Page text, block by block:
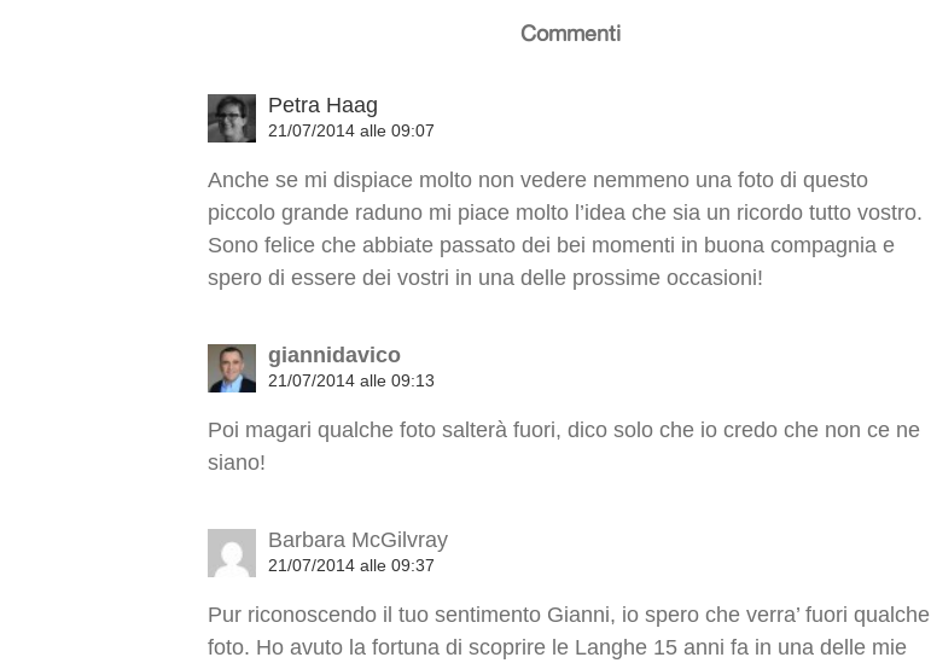
Commenti
Petra Haag
21/07/2014 alle 09:07
Anche se mi dispiace molto non vedere nemmeno una foto di questo
piccolo grande raduno mi piace molto l’idea che sia un ricordo tutto vostro.
Sono felice che abbiate passato dei bei momenti in buona compagnia e
spero di essere dei vostri in una delle prossime occasioni!
giannidavico
21/07/2014 alle 09:13
Poi magari qualche foto salterà fuori, dico solo che io credo che non ce ne
siano!
Barbara McGilvray
21/07/2014 alle 09:37
Pur riconoscendo il tuo sentimento Gianni, io spero che verra’ fuori qualche
foto. Ho avuto la fortuna di scoprire le Langhe 15 anni fa in una delle mie